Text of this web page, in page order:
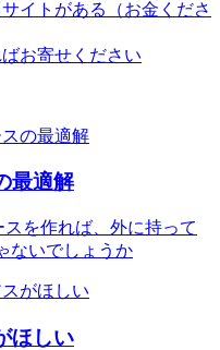
最適解
を作れば、外に持って
ないでしょうか
ほしい